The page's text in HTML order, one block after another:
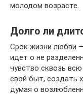
молодом возрасте.
Долго ли
Срок жизни любви
идет о не
чувство сквозь
свой быт, создать
думая о